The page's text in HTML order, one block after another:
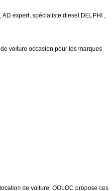
expert, spécialiste diesel DELPHI ,
voiture occasion pour les marques
de voiture. OOLOC propose ces